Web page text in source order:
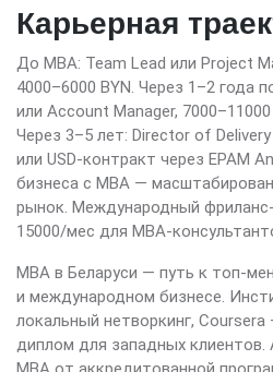
Карьерная
До MBA: Team Lead или Project
4000–6000 BYN. Через 1–2 года
или Account Manager,
Через 3–5 лет: Director of Delivery
или USD-контракт через EPAM
бизнеса с MBA —
рынок. Международный
15000/мес для MBA-
MBA в Беларуси — путь к топ-
и международном бизнесе.
локальный нетворкинг,
диплом для западных клиентов.